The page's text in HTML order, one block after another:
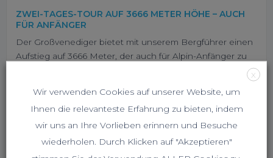
ZWEI-TAGES-TOUR AUF 3666 METER HÖHE – AUCH
FÜR ANFÄNGER
Der Großvenediger bietet mit unserem Bergführer einen
Aufstieg auf 3666 Meter, der auch für Alpin-Anfänger zu
Kürsingerhütte kannst du erlernte Skills an deinem ersten
3000er erproben.
SCHWIERIGKEIT:
KONDITION:
X
Wir verwenden Cookies auf unserer Website, um
Ihnen die relevanteste Erfahrung zu bieten, indem
wir uns an Ihre Vorlieben erinnern und Besuche
wiederholen. Durch Klicken auf "Akzeptieren"